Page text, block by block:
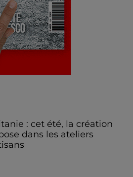
: cet été, la création
dans les ateliers